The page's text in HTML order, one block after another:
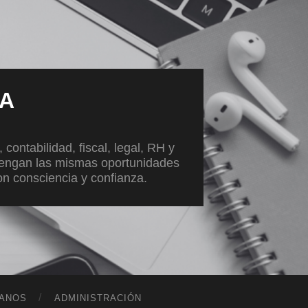
contabilidad, fiscal, legal, RH y
las mismas oportunidades
consciencia y confianza.
ADMINISTRACIÓN